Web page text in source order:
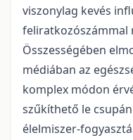
viszonylag kevés
feliratkozószámmal
Összességében
médiában az
komplex módon
szűkíthető le
élelmiszer-